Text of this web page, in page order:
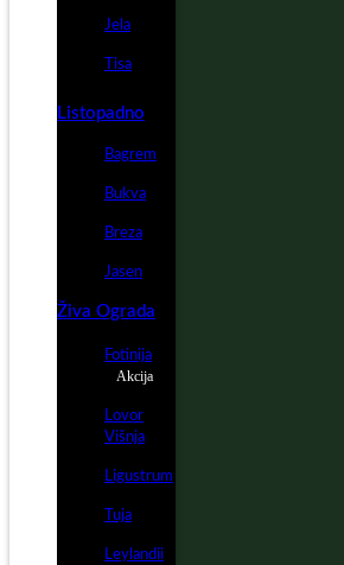
Jela
Tisa
Listopadno
Bagrem
Bukva
Breza
Jasen
Živa Ograda
Fotinija
Akcija
Lovor
Višnja
Ligustrum
Tuja
Leylandii